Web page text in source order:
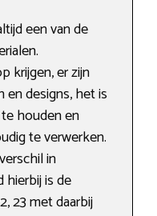
een van de
krijgen, er zijn
en designs, het is
houden en
te verwerken.
in
hierbij is de
23 met daarbij